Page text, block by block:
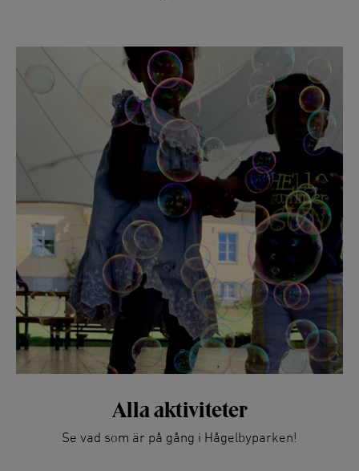
Alla aktiviteter
Se vad som är på gång i Hågelbyparken!